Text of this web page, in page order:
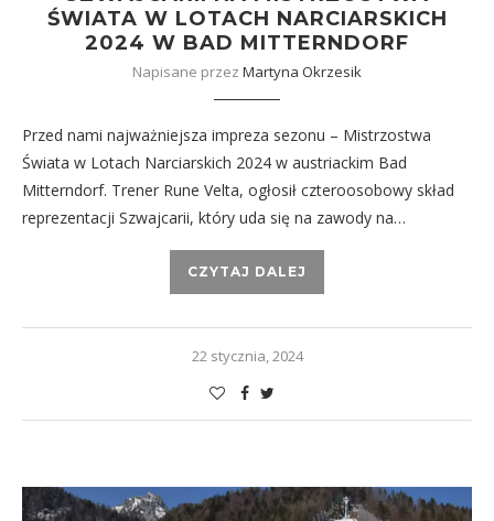
ŚWIATA W LOTACH NARCIARSKICH
2024 W BAD MITTERNDORF
Napisane przez Martyna Okrzesik
Przed nami najważniejsza impreza sezonu – Mistrzostwa
Świata w Lotach Narciarskich 2024 w austriackim Bad
Mitterndorf. Trener Rune Velta, ogłosił czteroosobowy skład
reprezentacji Szwajcarii, który uda się na zawody na…
CZYTAJ DALEJ
22 stycznia, 2024